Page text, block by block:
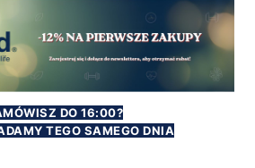
DO 16:00?
TEGO SAMEGO DNIA